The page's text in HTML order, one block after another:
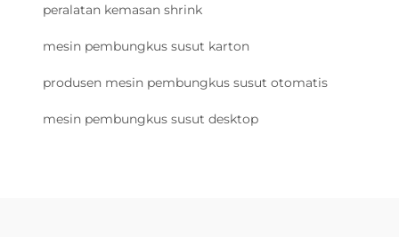
peralatan kemasan shrink
mesin pembungkus susut karton
produsen mesin pembungkus susut otomatis
mesin pembungkus susut desktop